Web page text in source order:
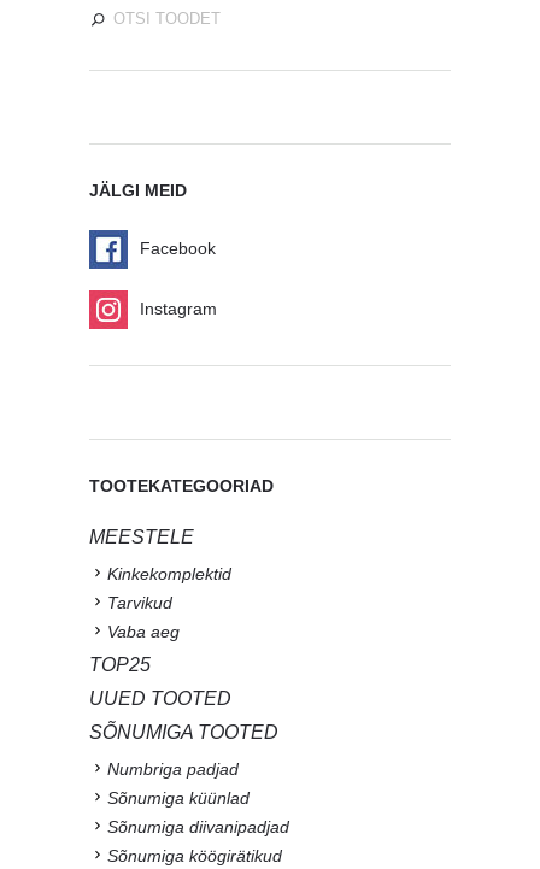
JÄLGI MEID
Facebook
Instagram
TOOTEKATEGOORIAD
MEESTELE
Kinkekomplektid
Tarvikud
Vaba aeg
TOP25
UUED TOOTED
SÕNUMIGA TOOTED
Numbriga padjad
Sõnumiga küünlad
Sõnumiga diivanipadjad
Sõnumiga köögirätikud